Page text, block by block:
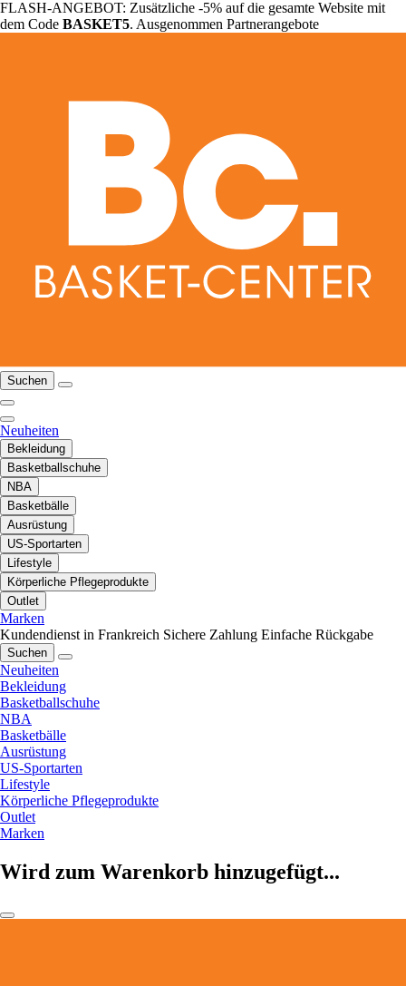
FLASH-ANGEBOT: Zusätzliche -5% auf die gesamte Website mit
dem Code BASKET5. Ausgenommen Partnerangebote
Suchen
Neuheiten
Bekleidung
Basketballschuhe
NBA
Basketbälle
Ausrüstung
US-Sportarten
Lifestyle
Körperliche Pflegeprodukte
Outlet
Marken
Kundendienst in Frankreich Sichere Zahlung Einfache Rückgabe
Suchen
Neuheiten
Bekleidung
Basketballschuhe
NBA
Basketbälle
Ausrüstung
US-Sportarten
Lifestyle
Körperliche Pflegeprodukte
Outlet
Marken
Wird zum Warenkorb hinzugefügt...